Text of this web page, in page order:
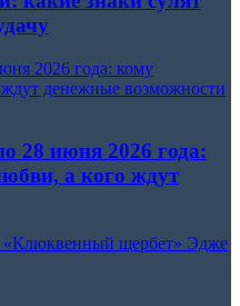
2026 года: кому
денежные возможности
28 июня 2026 года:
а кого ждут
«Клюквенный щербет» Эдже